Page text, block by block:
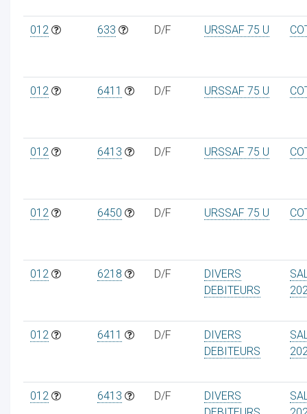
012 633 D/F URSSAF 75 U
012 6411 D/F URSSAF 75 U
012 6413 D/F URSSAF 75 U
012 6450 D/F URSSAF 75 U
012 6218 D/F
DIVERS
DEBITEURS
012 6411 D/F
DIVERS
DEBITEURS
012 6413 D/F
DIVERS